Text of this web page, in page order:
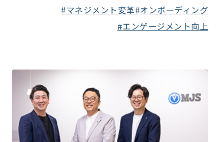
マネジメント変革 オンボーディング
エンゲージメント向上